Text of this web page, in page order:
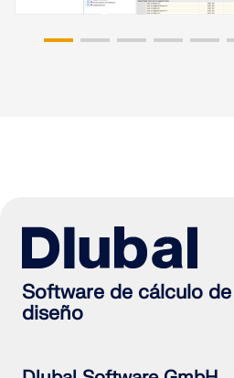
Software de cálculo
diseño